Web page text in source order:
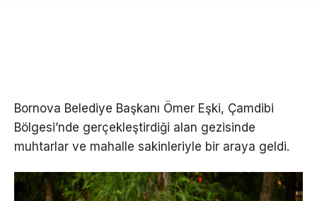
Bornova Belediye Başkanı Ömer Eşki, Çamdibi
Bölgesi’nde gerçekleştirdiği alan gezisinde
muhtarlar ve mahalle sakinleriyle bir araya geldi.